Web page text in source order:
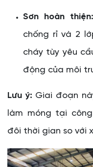
Sơn hoàn thiện:
chống rỉ và 2
cháy tùy yêu
động của môi
Lưu ý: Giai đoạn
làm móng tại
đôi thời gian so với